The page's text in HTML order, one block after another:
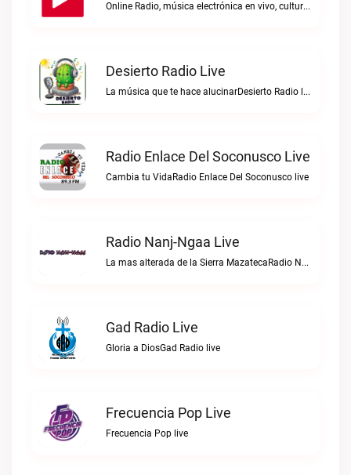
Online Radio, música electrónica en vivo, cultura electrónica, Top 10 semanal, videos, descargasTronicaFM live
Desierto Radio Live
La música que te hace alucinarDesierto Radio live
Radio Enlace Del Soconusco Live
Cambia tu VidaRadio Enlace Del Soconusco live
Radio Nanj-Ngaa Live
La mas alterada de la Sierra MazatecaRadio Nanj-Ngaa live
Gad Radio Live
Gloria a DiosGad Radio live
Frecuencia Pop Live
Frecuencia Pop live